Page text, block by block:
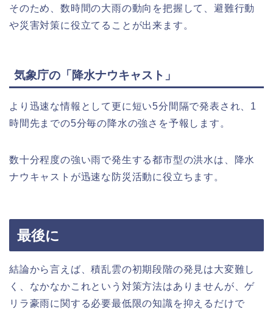
そのため、数時間の大雨の動向を把握して、避難行動
や災害対策に役立てることが出来ます。
気象庁の「降水ナウキャスト」
より迅速な情報として更に短い5分間隔で発表され、1
時間先までの5分毎の降水の強さを予報します。
数十分程度の強い雨で発生する都市型の洪水は、降水
ナウキャストが迅速な防災活動に役立ちます。
最後に
結論から言えば、積乱雲の初期段階の発見は大変難し
く、なかなかこれという対策方法はありませんが、ゲ
リラ豪雨に関する必要最低限の知識を抑えるだけで